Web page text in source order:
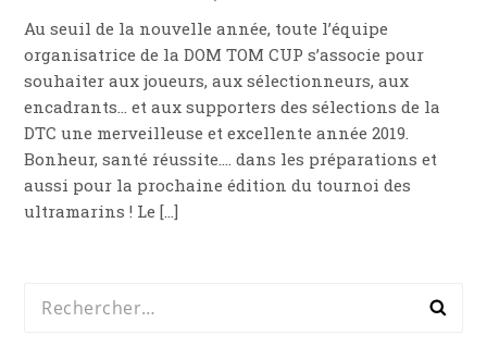
Au seuil de la nouvelle année, toute l’équipe
organisatrice de la DOM TOM CUP s’associe pour
souhaiter aux joueurs, aux sélectionneurs, aux
encadrants… et aux supporters des sélections de la
DTC une merveilleuse et excellente année 2019.
Bonheur, santé réussite…. dans les préparations et
aussi pour la prochaine édition du tournoi des
ultramarins ! Le […]